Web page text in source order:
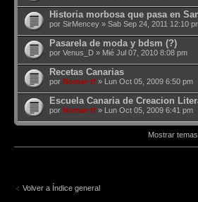
Historia morbosa que pasa en
por SirMencey » Sab Sep 24, 2011 12:10
Pasarela de moda y bdsm (?)
por Venus_D » Mié Jul 07, 2010 8:08 pm
Recetas Canarias
por Nomar-tf » Lun Oct 05, 2009 6:50 pm
Escuela Canaria de Creacion
por Nomar-tf » Lun Oct 05, 2009 6:41 pm
Mostrar
Volver a Índice general